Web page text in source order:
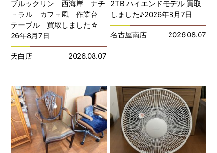
ブルックリン 西海岸 ナチ
ュラル カフェ風 作業台
テーブル 買取しました☆
26年8月7日
天白店 2026.08.07
2TB ハイエンドモデル 買取
しました♪2026年8月7日
名古屋南店 2026.08.07